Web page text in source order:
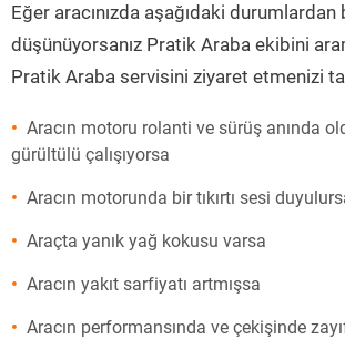
Eğer aracınızda aşağıdaki durumlardan
düşünüyorsanız Pratik Araba ekibini
Pratik Araba servisini ziyaret etmenizi
Aracın motoru rolanti ve sürüş anında
gürültülü çalışıyorsa
Aracın motorunda bir tıkırtı sesi
Araçta yanık yağ kokusu varsa
Aracın yakıt sarfiyatı artmışsa
Aracın performansında ve çekişinde